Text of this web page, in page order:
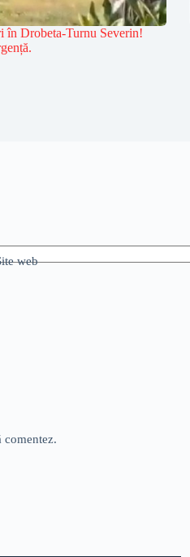
în Drobeta-Turnu Severin!
web
comentez.